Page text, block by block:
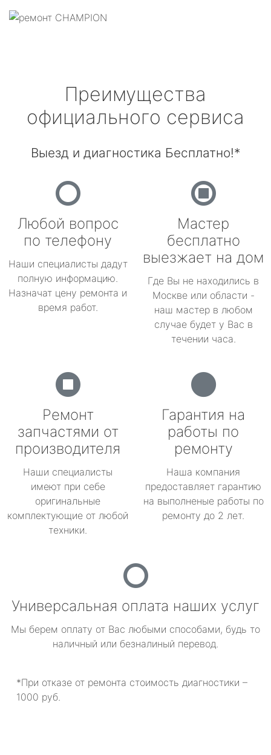
Преимущества
официального сервиса
Выезд и диагностика Бесплатно!*
Любой вопрос
по телефону
Наши специалисты дадут
полную информацию.
Назначат цену ремонта и
время работ.
Мастер
бесплатно
выезжает на дом
Где Вы не находились в
Москве или области -
наш мастер в любом
случае будет у Вас в
течении часа.
Ремонт
запчастями от
производителя
Наши специалисты
имеют при себе
оригинальные
комплектующие от любой
техники.
Гарантия на
работы по
ремонту
Наша компания
предоставляет гарантию
на выполненые работы по
ремонту до 2 лет.
Универсальная оплата наших услуг
Мы берем оплату от Вас любыми способами, будь то
наличный или безналиный перевод.
*При отказе от ремонта стоимость диагностики –
1000 руб.